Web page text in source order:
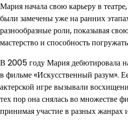
Мария начала свою карьеру в
были замечены уже на ранних
разнообразные роли, показывая
мастерство и способность
В 2005 году Мария дебютировала
в фильме «Искусственный разум».
актерской игре вызывали
тех пор она снялась во множестве
принимая участие в разных жанрах